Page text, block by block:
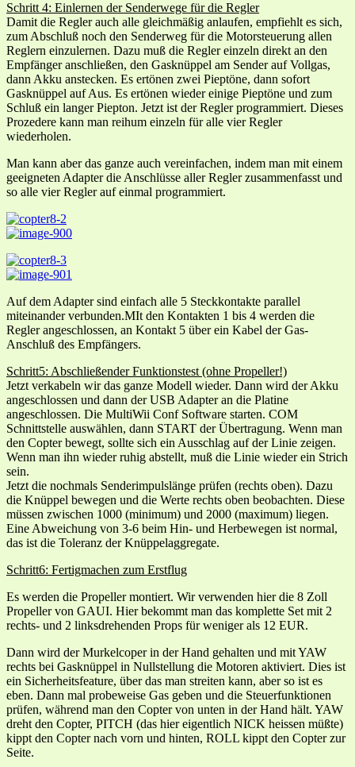
Schritt 4: Einlernen der Senderwege für die Regler
Damit die Regler auch alle gleichmäßig anlaufen, empfiehlt es sich,
zum Abschluß noch den Senderweg für die Motorsteuerung allen
Reglern einzulernen. Dazu muß die Regler einzeln direkt an den
Empfänger anschließen, den Gasknüppel am Sender auf Vollgas,
dann Akku anstecken. Es ertönen zwei Pieptöne, dann sofort
Gasknüppel auf Aus. Es ertönen wieder einige Pieptöne und zum
Schluß ein langer Piepton. Jetzt ist der Regler programmiert. Dieses
Prozedere kann man reihum einzeln für alle vier Regler
wiederholen.
Man kann aber das ganze auch vereinfachen, indem man mit einem
geeigneten Adapter die Anschlüsse aller Regler zusammenfasst und
so alle vier Regler auf einmal programmiert.
Auf dem Adapter sind einfach alle 5 Steckkontakte parallel
miteinander verbunden.MIt den Kontakten 1 bis 4 werden die
Regler angeschlossen, an Kontakt 5 über ein Kabel der Gas-
Anschluß des Empfängers.
Schritt5: Abschließender Funktionstest (ohne Propeller!)
Jetzt verkabeln wir das ganze Modell wieder. Dann wird der Akku
angeschlossen und dann der USB Adapter an die Platine
angeschlossen. Die MultiWii Conf Software starten. COM
Schnittstelle auswählen, dann START der Übertragung. Wenn man
den Copter bewegt, sollte sich ein Ausschlag auf der Linie zeigen.
Wenn man ihn wieder ruhig abstellt, muß die Linie wieder ein Strich
sein.
Jetzt die nochmals Senderimpulslänge prüfen (rechts oben). Dazu
die Knüppel bewegen und die Werte rechts oben beobachten. Diese
müssen zwischen 1000 (minimum) und 2000 (maximum) liegen.
Eine Abweichung von 3-6 beim Hin- und Herbewegen ist normal,
das ist die Toleranz der Knüppelaggregate.
Schritt6: Fertigmachen zum Erstflug
Es werden die Propeller montiert. Wir verwenden hier die 8 Zoll
Propeller von GAUI. Hier bekommt man das komplette Set mit 2
rechts- und 2 linksdrehenden Props für weniger als 12 EUR.
Dann wird der Murkelcoper in der Hand gehalten und mit YAW
rechts bei Gasknüppel in Nullstellung die Motoren aktiviert. Dies ist
ein Sicherheitsfeature, über das man streiten kann, aber so ist es
eben. Dann mal probeweise Gas geben und die Steuerfunktionen
prüfen, während man den Copter von unten in der Hand hält. YAW
dreht den Copter, PITCH (das hier eigentlich NICK heissen müßte)
kippt den Copter nach vorn und hinten, ROLL kippt den Copter zur
Seite.